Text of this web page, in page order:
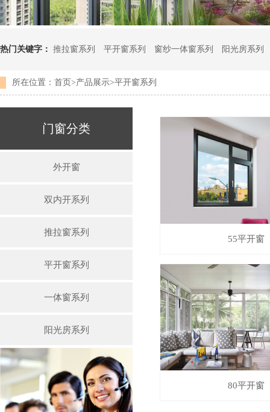
热门关键字： 推拉窗系列 平开窗系列 窗纱一体窗系列 阳光房系列
所在位置： 首页 >产品展示>平开窗系列
门窗分类
外开窗
双内开系列
推拉窗系列
平开窗系列
一体窗系列
阳光房系列
55平开窗
80平开窗